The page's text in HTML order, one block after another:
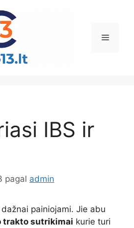
Meniu
IBS ir
pagal admin
dažnai painiojami. Jie abu
trakto sutrikimai kurie turi